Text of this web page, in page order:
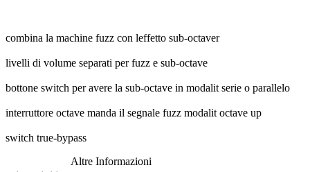
combina la machine fuzz con leffetto sub-octaver
livelli di volume separati per fuzz e sub-octave
bottone switch per avere la sub-octave in modalit serie o parallelo
interruttore octave manda il segnale fuzz modalit octave up
switch true-bypass
Altre Informazioni